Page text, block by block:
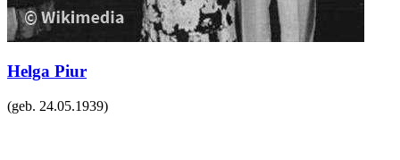
Helga Piur
(geb. 24.05.1939)